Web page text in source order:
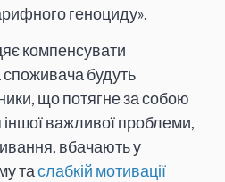
геноциду».
компенсувати
будуть
що потягне за собою
іншої важливої проблеми,
вбачають у
таслабкій мотивації